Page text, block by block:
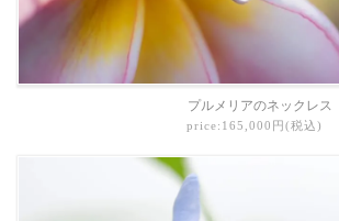
プルメリアのネックレス
price:165,000円(税込)